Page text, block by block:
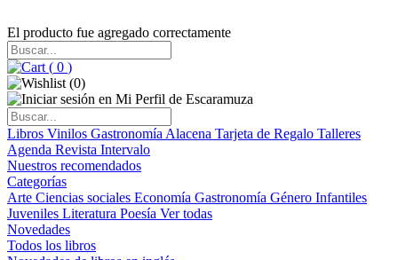
El producto fue agregado correctamente
( 0 )
(0)
Libros Vinilos Gastronomía Alacena Tarjeta de Regalo Talleres
Agenda Revista Intervalo
Nuestros recomendados
Categorías
Arte Ciencias sociales Economía Gastronomía Género Infantiles
Juveniles Literatura Poesía Ver todas
Novedades
Todos los libros